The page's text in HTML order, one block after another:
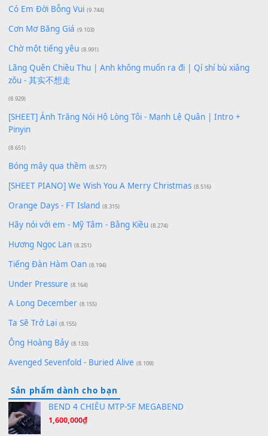
Xem nhiều nhất
Buông bỏ sự phụ thuộc nơi anh (Pinyin)
Phép Màu (OST Đàn Cá Gỗ) (15.618)
[SHEET PIANO] Happy Birthday
Giá Như - Soobin Hoàng Sơn (11.359)
Cơn Mơ Băng Giá (9.103)
Chờ một tiếng yêu (8.991)
Lãng Quên Chiều Thu | Anh không muốn ra đi | Qí shí bù
zǒu - 其实不想走
(8.929)
[SHEET] Ánh Trăng Nói Hộ Lòng Tôi - Mạnh Lệ Quân | Intro +
[SHEET PIANO] We Wish You A Merry Christmas
Orange Days - FT Island (8.315)
Hương Ngọc Lan (8.251)
Tiếng Đàn Hàm Oan